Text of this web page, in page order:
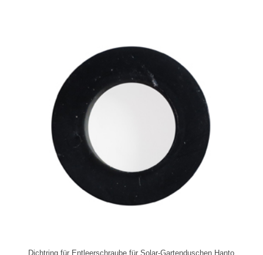
Dichtring für Entleerschraube für Solar-Gartenduschen Hanto